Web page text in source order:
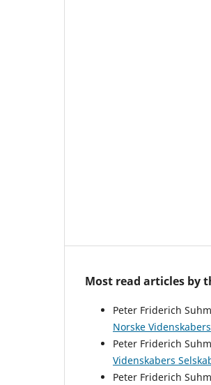
Most read articles by
Peter Friderich
Norske
Peter Friderich
Videnskabers
Peter Friderich